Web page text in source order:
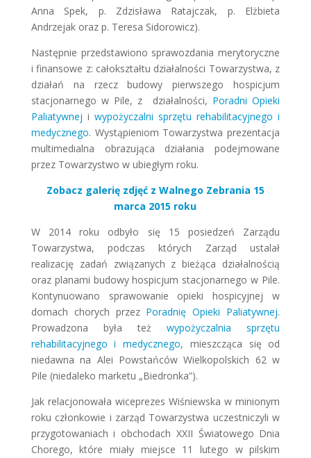
Anna Spek, p. Zdzisława Ratajczak, p. Elżbieta
Andrzejak oraz p. Teresa Sidorowicz).
Następnie przedstawiono sprawozdania merytoryczne
i finansowe z: całokształtu działalności Towarzystwa, z
działań na rzecz budowy pierwszego hospicjum
stacjonarnego w Pile, z działalności, Poradni Opieki
Paliatywnej i wypożyczalni sprzętu rehabilitacyjnego i
medycznego. Wystąpieniom Towarzystwa prezentacja
multimedialna obrazująca działania podejmowane
przez Towarzystwo w ubiegłym roku.
Zobacz galerię zdjęć z Walnego Zebrania 15
marca 2015 roku
W 2014 roku odbyło się 15 posiedzeń Zarządu
Towarzystwa, podczas których Zarząd ustalał
realizację zadań związanych z bieżąca działalnością
oraz planami budowy hospicjum stacjonarnego w Pile.
Kontynuowano sprawowanie opieki hospicyjnej w
domach chorych przez Poradnię Opieki Paliatywnej.
Prowadzona była teżwypożyczalnia sprzętu
rehabilitacyjnego i medycznego, mieszcząca się od
niedawna na Alei Powstańców Wielkopolskich 62 w
Pile (niedaleko marketu „Biedronka”).
Jak relacjonowała wiceprezes Wiśniewska w minionym
roku członkowie i zarząd Towarzystwa uczestniczyli w
przygotowaniach i obchodach XXII Światowego Dnia
Chorego, które miały miejsce 11 lutego w pilskim